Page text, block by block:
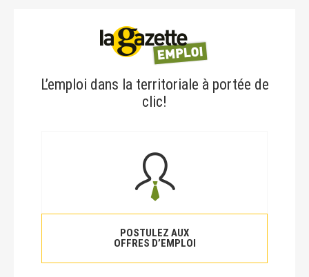
L’emploi dans la territoriale à portée de
clic!
POSTULEZ AUX
OFFRES D’EMPLOI